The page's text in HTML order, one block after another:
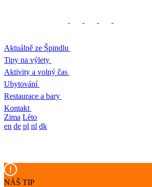
Aktuálně ze Špindlu
Tipy na výlety
Aktivity a volný čas
Ubytování
Restaurace a bary
Kontakt
Zima Léto
en de pl nl dk
NÁŠ TIP